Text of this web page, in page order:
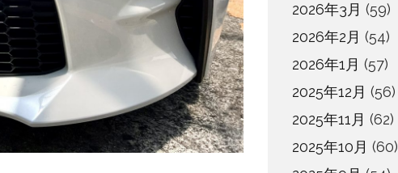
2026年3月 (59)
2026年2月 (54)
2026年1月 (57)
2025年12月 (56)
2025年11月 (62)
2025年10月 (60)